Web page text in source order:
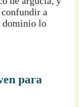
confundir a
dominio lo
para